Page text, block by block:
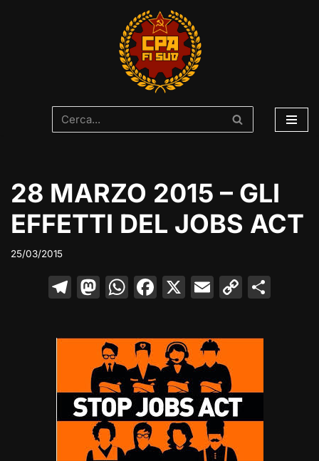
28 MARZO 2015 – GLI
EFFETTI DEL JOBS ACT
25/03/2015
T
e
m
M
st
o
d
o
n
W
at
s
A
p
p
F
c
e
b
o
o
k
X E
ai
l
C
p
n
k